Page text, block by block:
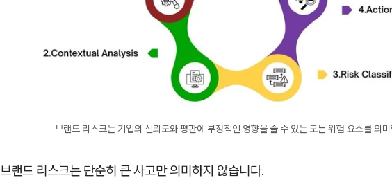
브랜드 리스크는 기업의 신뢰도와 평판에 부정적인 영향을 줄 수 있는 모든 위험 요소를 의
브랜드 리스크는 단순히 큰 사고만 의미하지 않습니다.